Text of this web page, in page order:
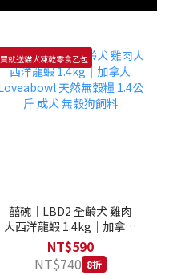
買就送貓犬凍乾零食乙包
囍碗｜LBD2 全齡犬 雞肉
大西洋龍蝦 1.4kg｜加拿大
Loveabowl 天然無穀糧
1.4公斤 成犬 無穀狗飼料
NT$590
NT$740 8折